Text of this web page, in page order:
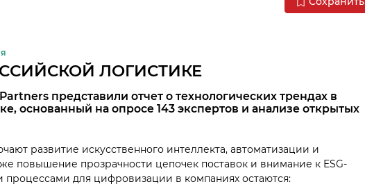
ЛОГИСТИКЕ
представили отчет о технологических трендах в
основанный на опросе 143 экспертов и анализе открытых
развитие искусственного интеллекта, автоматизации и
повышение прозрачности цепочек поставок и внимание к ESG-
для цифровизации в компаниях остаются: